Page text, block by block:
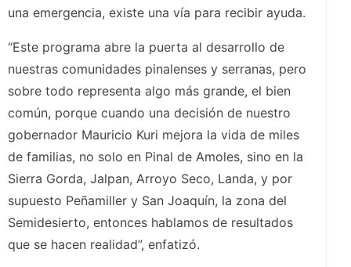
una emergencia, existe una vía para recibir ayuda.
“Este programa abre la puerta al desarrollo de
nuestras comunidades pinalenses y serranas, pero
sobre todo representa algo más grande, el bien
común, porque cuando una decisión de nuestro
gobernador Mauricio Kuri mejora la vida de miles
de familias, no solo en Pinal de Amoles, sino en la
Sierra Gorda, Jalpan, Arroyo Seco, Landa, y por
supuesto Peñamiller y San Joaquín, la zona del
Semidesierto, entonces hablamos de resultados
que se hacen realidad”, enfatizó.